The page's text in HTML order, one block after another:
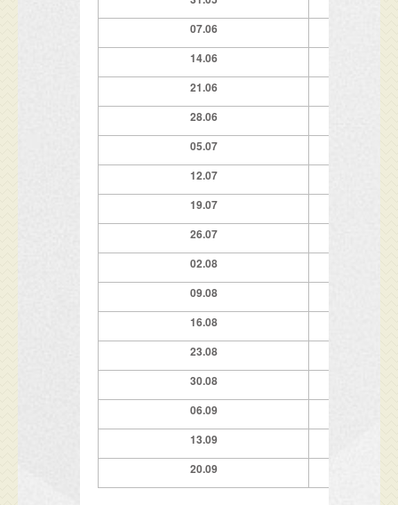
07.06
14.06
21.06
28.06
05.07
12.07
19.07
26.07
02.08
09.08
16.08
23.08
30.08
06.09
13.09
20.09